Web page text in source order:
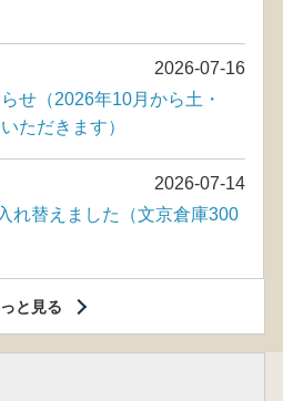
2026-07-16
せ（2026年10月から土・
ただきます）
2026-07-14
替えました（文京倉庫300
と見る